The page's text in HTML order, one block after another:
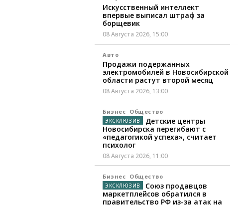
Искусственный интеллект
впервые выписал штраф за
борщевик
08 Августа 2026, 15:00
Авто
Продажи подержанных
электромобилей в Новосибирской
области растут второй месяц
08 Августа 2026, 13:00
Бизнес Общество
Детские центры
Новосибирска перегибают с
«педагогикой успеха», считает
психолог
08 Августа 2026, 11:00
Бизнес Общество
Союз продавцов
маркетплейсов обратился в
правительство РФ из-за атак на